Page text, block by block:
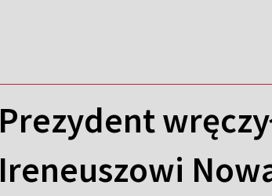
Prezydent
Ireneuszowi